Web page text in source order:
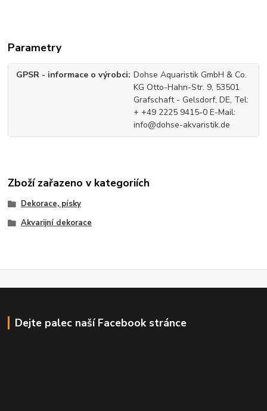
Parametry
GPSR - informace o výrobci Dohse Aquaristik GmbH & Co.
KG Otto-Hahn-Str. 9, 53501
Grafschaft - Gelsdorf, DE, Tel:
+ +49 2225 9415-0 E-Mail:
info@dohse-akvaristik.de
Zboží zařazeno v kategoriích
Dekorace, písky
Akvarijní dekorace
Dejte palec naší Facebook stránce